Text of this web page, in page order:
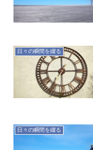
日々の瞬間を綴る
日々の瞬間を綴る